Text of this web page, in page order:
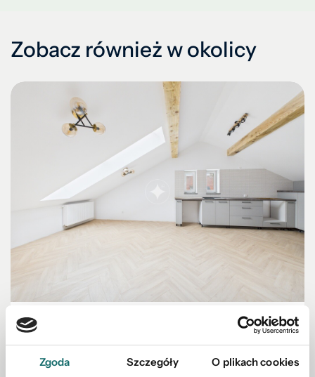
Zgoda Szczegóły O plikach cookies
Zobacz również w okolicy
MIESZKANIE NA SPRZEDAŻ